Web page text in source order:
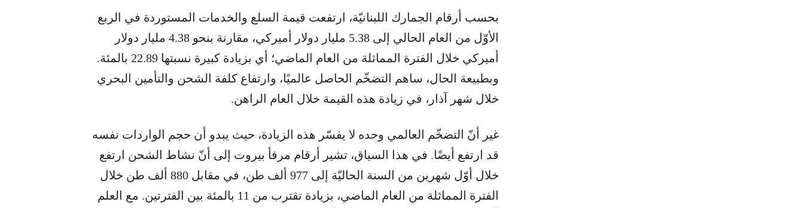
بحسب أرقام الجمارك اللبنانيّة، ارتفعت قيمة السلع والخدمات المستوردة في الربع
الأوّل من العام الحالي إلى 5.38 مليار دولار أميركي، مقارنة بنحو 4.38 مليار دولار
أميركي خلال الفترة المماثلة من العام الماضي؛ أي بزيادة كبيرة نسبتها 22.89 بالمئة.
وبطبيعة الحال، ساهم التضخّم الحاصل عالميًا، وارتفاع كلفة الشحن والتأمين البحري
خلال شهر آذار، في زيادة هذه القيمة خلال العام الراهن.
غير أنّ التضخّم العالمي وحده لا يفسّر هذه الزيادة، حيث يبدو أن حجم الواردات نفسه
قد ارتفع أيضًا. في هذا السياق، تشير أرقام مرفأ بيروت إلى أنّ نشاط الشحن ارتفع
خلال أوّل شهرين من السنة الحاليّة إلى 977 ألف طن، في مقابل 880 ألف طن خلال
الفترة المماثلة من العام الماضي، بزيادة تقترب من 11 بالمئة بين الفترتين. مع العلم